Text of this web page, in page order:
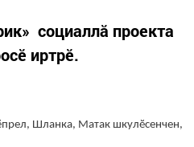
социаллӑ проекта
иртрӗ.
Шланка, Матак шкулӗсенчен,